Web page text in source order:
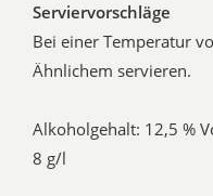
Serviervorschläge
Bei einer Temperatur
Ähnlichem servieren.
Alkoholgehalt: 12,5 %
8 g/l